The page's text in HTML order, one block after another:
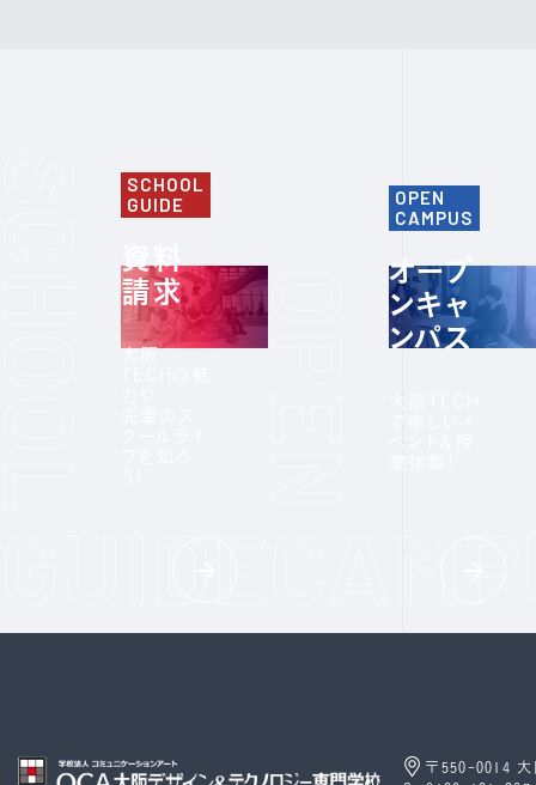
SCHOOL
GUIDE
資料
請求
大阪
OPEN
CAMPUS
オープ
ンキャ
ンパス
で楽しいイ
ベント＆授
業体験!
〒550-0014 大